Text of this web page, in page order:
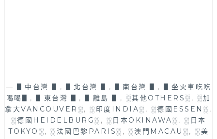
中
器
械
皮
拉
會
籍，
專
業
客
— ▋中台灣 ▋ , ▋北台灣 ▋ , ▋南台灣 ▋ ,
▋坐火車吃吃
喝喝▋ , ▋東台灣 ▋ , ▋離島 ▋ , ░其他OTHERS░ , ░加
拿大VANCOUVER░,░印度INDIA░ , ░德國ESSEN░,
░德國HEIDELBURG░ , ░日本OKINAWA░, ░日本
TOKYO░, ░法國巴黎PARIS░ , ░澳門MACAU░, ░美